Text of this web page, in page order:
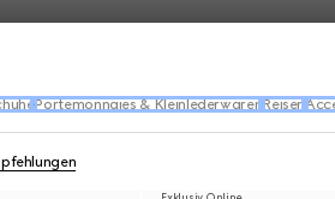
Portemonnaies & Kleinlederwaren Reisen